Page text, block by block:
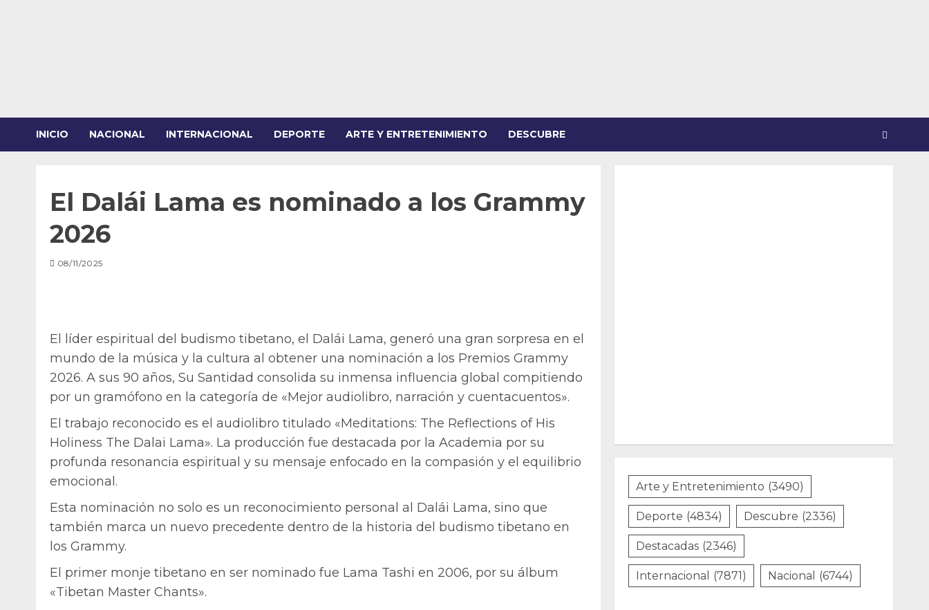
INICIO NACIONAL INTERNACIONAL DEPORTE ARTE Y ENTRETENIMIENTO DESCUBRE
El Dalái Lama es nominado a los Grammy
2026
08/11/2025
El líder espiritual del budismo tibetano, el Dalái Lama, generó una gran sorpresa en el
mundo de la música y la cultura al obtener una nominación a los Premios Grammy
2026. A sus 90 años, Su Santidad consolida su inmensa influencia global compitiendo
por un gramófono en la categoría de «Mejor audiolibro, narración y cuentacuentos».
El trabajo reconocido es el audiolibro titulado «Meditations: The Reflections of His
Holiness The Dalai Lama». La producción fue destacada por la Academia por su
profunda resonancia espiritual y su mensaje enfocado en la compasión y el equilibrio
emocional.
Esta nominación no solo es un reconocimiento personal al Dalái Lama, sino que
también marca un nuevo precedente dentro de la historia del budismo tibetano en
los Grammy.
El primer monje tibetano en ser nominado fue Lama Tashi en 2006, por su álbum
«Tibetan Master Chants».
Arte y Entretenimiento (3490)
Deporte (4834) Descubre (2336)
Destacadas (2346)
Internacional (7871) Nacional (6744)